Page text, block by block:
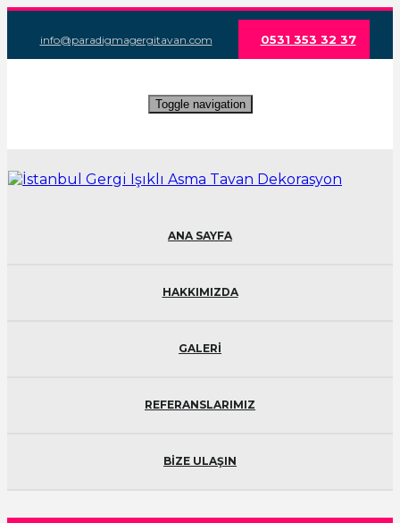
info@paradigmagergitavan.com 0531 353 32 37
Toggle navigation
ANA SAYFA
HAKKIMIZDA
GALERİ
REFERANSLARIMIZ
BİZE ULAŞIN